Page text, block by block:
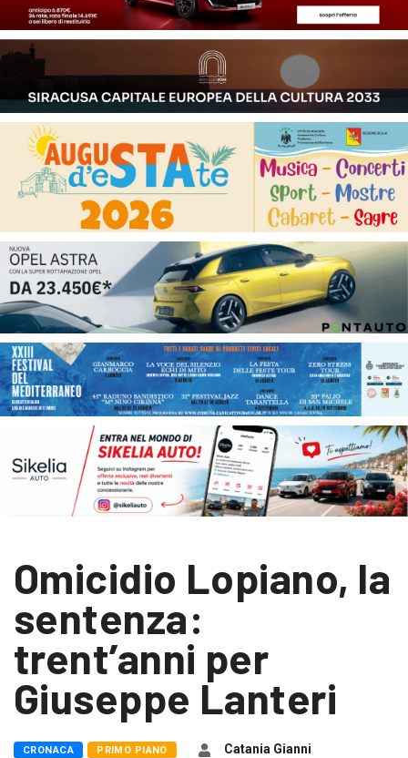
Omicidio Lopiano, la
sentenza:
trent’anni per
Giuseppe Lanteri
CRONACA PRIMO PIANO
Catania Gianni